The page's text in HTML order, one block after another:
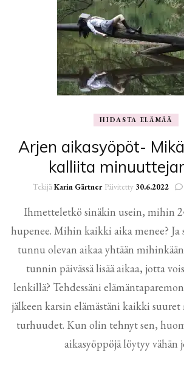
HIDASTA ELÄMÄÄ
Arjen aikasyöpöt-
kalliita
TekijäKarin Gärtner Päivitetty 30.6.2022
Ihmetteletkö sinäkin usein, mihin
hupenee. Mihin kaikki aika menee? Ja
tunnu olevan aikaa yhtään
tunnin päivässä lisää aikaa, jotta
lenkillä? Tehdessäni
jälkeen karsin elämästäni kaikki
turhuudet. Kun olin tehnyt sen,
aikasyöppöjä löytyy vähän